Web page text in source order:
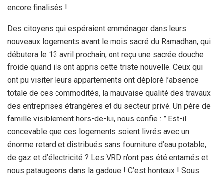
encore finalisés !
Des citoyens qui espéraient emménager dans leurs
nouveaux logements avant le mois sacré du Ramadhan, qui
débutera le 13 avril prochain, ont reçu une sacrée douche
froide quand ils ont appris cette triste nouvelle. Ceux qui
ont pu visiter leurs appartements ont déploré l’absence
totale de ces commodités, la mauvaise qualité des travaux
des entreprises étrangères et du secteur privé. Un père de
famille visiblement hors-de-lui, nous confie : ” Est-il
concevable que ces logements soient livrés avec un
énorme retard et distribués sans fourniture d’eau potable,
de gaz et d’électricité ? Les VRD n’ont pas été entamés et
nous pataugeons dans la gadoue ! C’est honteux ! Sous